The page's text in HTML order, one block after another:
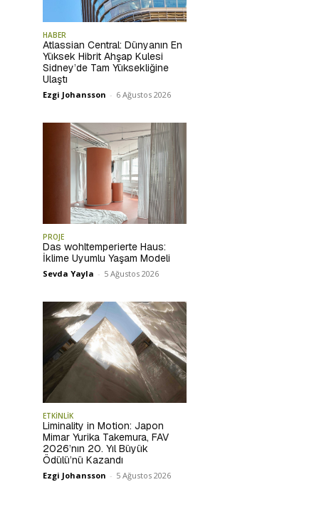
HABER
Atlassian Central: Dünyanın En
Yüksek Hibrit Ahşap Kulesi
Sidney’de Tam Yüksekliğine
Ulaştı
Ezgi Johansson - 6 Ağustos 2026
PROJE
Das wohltemperierte Haus:
İklime Uyumlu Yaşam Modeli
Sevda Yayla - 5 Ağustos 2026
ETKİNLİK
Liminality in Motion: Japon
Mimar Yurika Takemura, FAV
2026’nın 20. Yıl Büyük
Ödülü’nü Kazandı
Ezgi Johansson - 5 Ağustos 2026